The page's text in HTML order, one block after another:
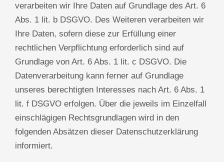
verarbeiten wir Ihre Daten auf Grundlage des Art. 6
Abs. 1 lit. b DSGVO. Des Weiteren verarbeiten wir
Ihre Daten, sofern diese zur Erfüllung einer
rechtlichen Verpflichtung erforderlich sind auf
Grundlage von Art. 6 Abs. 1 lit. c DSGVO. Die
Datenverarbeitung kann ferner auf Grundlage
unseres berechtigten Interesses nach Art. 6 Abs. 1
lit. f DSGVO erfolgen. Über die jeweils im Einzelfall
einschlägigen Rechtsgrundlagen wird in den
folgenden Absätzen dieser Datenschutzerklärung
informiert.